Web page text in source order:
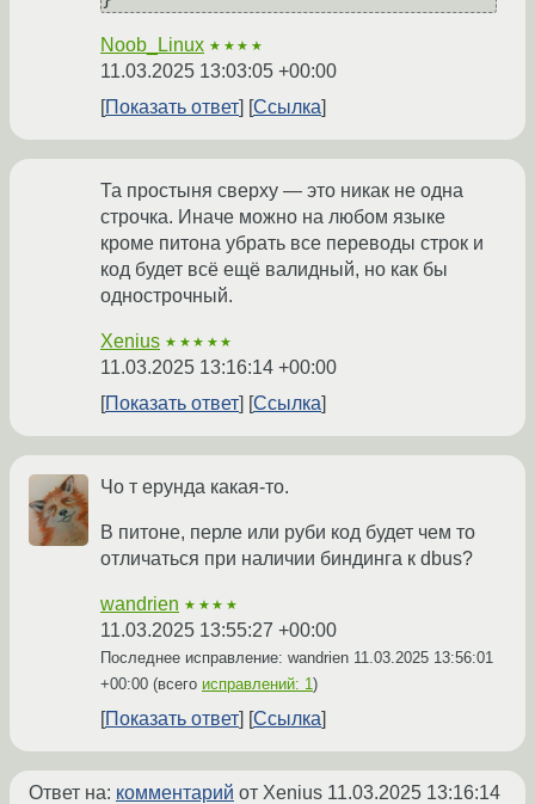
Noob_Linux ★★★★
11.03.2025 13:03:05 +00:00
Показать ответ
Ссылка
Та простыня сверху — это никак не одна
строчка. Иначе можно на любом языке
кроме питона убрать все переводы строк и
код будет всё ещё валидный, но как бы
однострочный.
Xenius ★★★★★
11.03.2025 13:16:14 +00:00
Показать ответ
Ссылка
Чо т ерунда какая-то.
В питоне, перле или руби код будет чем то
отличаться при наличии биндинга к dbus?
wandrien ★★★★
11.03.2025 13:55:27 +00:00
Последнее исправление: wandrien 11.03.2025 13:56:01
+00:00 (всего исправлений: 1)
Показать ответ Ссылка
Ответ на: комментарий от Xenius 11.03.2025 13:16:14